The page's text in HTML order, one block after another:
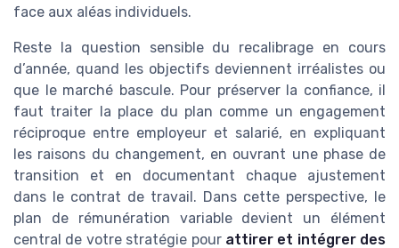
face aux aléas individuels.
Reste la question sensible du recalibrage en cours
d’année, quand les objectifs deviennent irréalistes ou
que le marché bascule. Pour préserver la confiance, il
faut traiter la place du plan comme un engagement
réciproque entre employeur et salarié, en expliquant
les raisons du changement, en ouvrant une phase de
transition et en documentant chaque ajustement
dans le contrat de travail. Dans cette perspective, le
plan de rémunération variable devient un élément
central de votre stratégie pour attirer et intégrer des